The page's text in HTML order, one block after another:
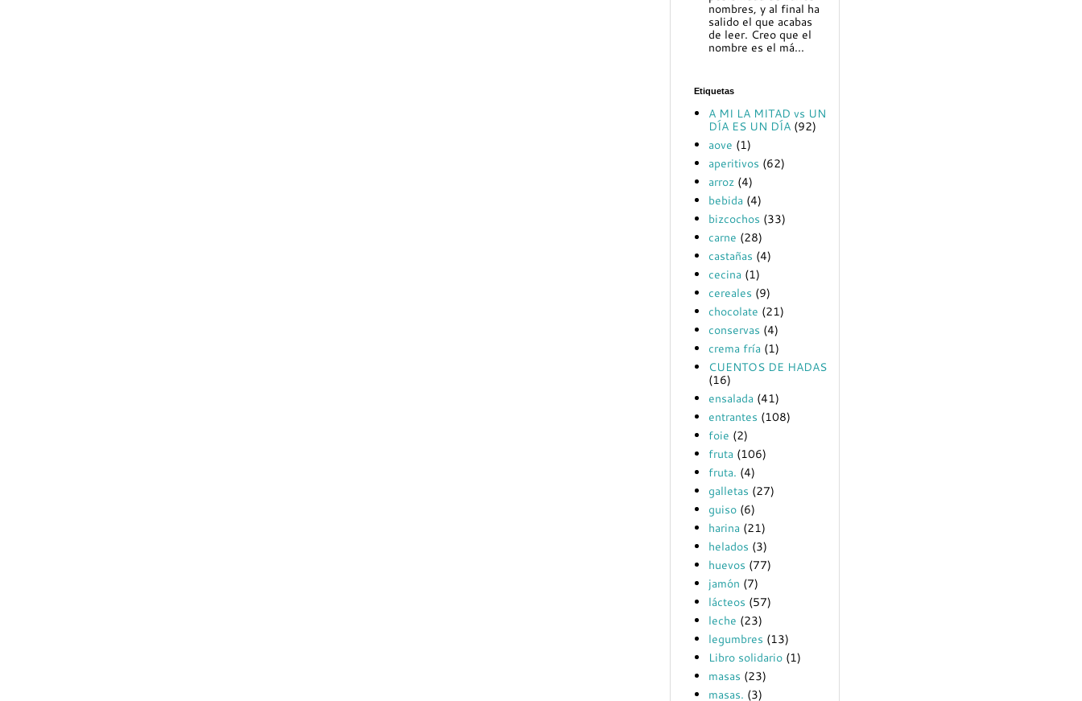
nombres, y al final ha
salido el que acabas
de leer. Creo que el
nombre es el má...
Etiquetas
A MI LA MITAD vs UN
DÍA ES UN DÍA (92)
aove (1)
aperitivos (62)
arroz (4)
bebida (4)
bizcochos (33)
carne (28)
castañas (4)
cecina (1)
cereales (9)
chocolate (21)
conservas (4)
crema fría (1)
CUENTOS DE HADAS
(16)
ensalada (41)
entrantes (108)
foie (2)
fruta (106)
fruta. (4)
galletas (27)
guiso (6)
harina (21)
helados (3)
huevos (77)
jamón (7)
lácteos (57)
leche (23)
legumbres (13)
Libro solidario (1)
masas (23)
masas. (3)